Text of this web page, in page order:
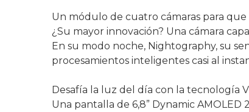
Un módulo de cuatro cámaras para
¿Su mayor innovación? Una cámara
En su modo noche, Nightography, su
procesamientos inteligentes casi al
Desafía la luz del día con la tecnología
Una pantalla de 6,8” Dynamic